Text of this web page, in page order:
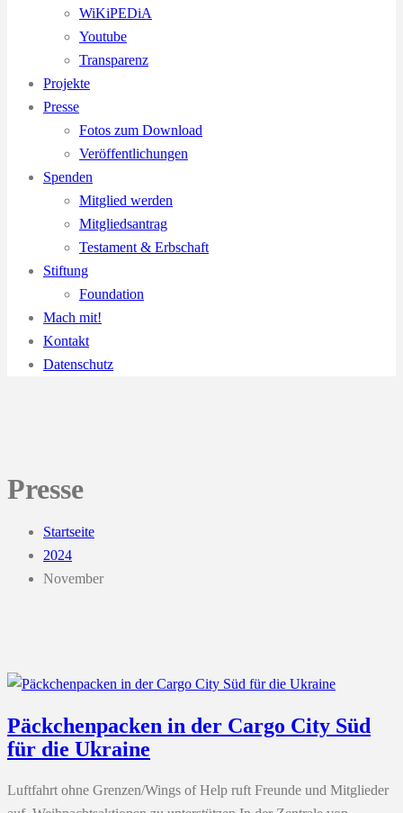
WiKiPEDiA
Youtube
Transparenz
Projekte
Presse
Fotos zum Download
Veröffentlichungen
Spenden
Mitglied werden
Mitgliedsantrag
Testament & Erbschaft
Stiftung
Foundation
Mach mit!
Kontakt
Datenschutz
Presse
Startseite
2024
November
Päckchenpacken in der Cargo City Süd
für die Ukraine
Luftfahrt ohne Grenzen/Wings of Help ruft Freunde und Mitglieder